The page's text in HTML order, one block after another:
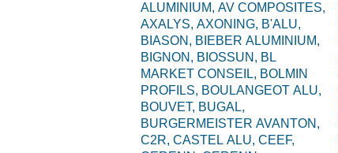
ALUMINIUM, AV COMPOSITES,
AXALYS, AXONING, B'ALU,
BIASON, BIEBER ALUMINIUM,
BIGNON, BIOSSUN, BL
MARKET CONSEIL, BOLMIN
PROFILS, BOULANGEOT ALU,
BOUVET, BUGAL,
BURGERMEISTER AVANTON,
C2R, CASTEL ALU, CEEF,